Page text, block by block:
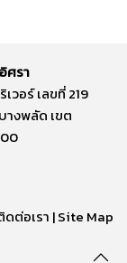
ศรา
วอร์ เลขที่ 219
งพลัด เขต
ดต่อเรา |Site Map